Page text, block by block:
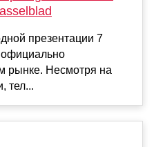
презентации 7
рынке. Несмотря на
тел...